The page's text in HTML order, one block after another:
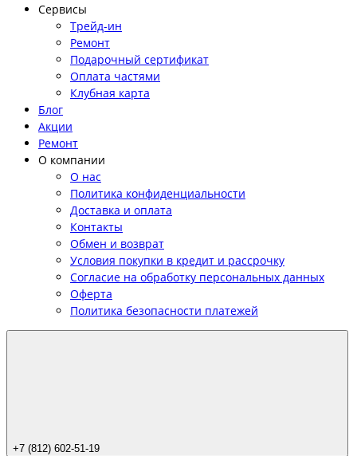
Сервисы
Трейд-ин
Ремонт
Подарочный сертификат
Оплата частями
Клубная карта
Блог
Акции
Ремонт
О компании
О нас
Политика конфиденциальности
Доставка и оплата
Контакты
Обмен и возврат
Условия покупки в кредит и рассрочку
Согласие на обработку персональных данных
Оферта
Политика безопасности платежей
+7 (812) 602-51-19